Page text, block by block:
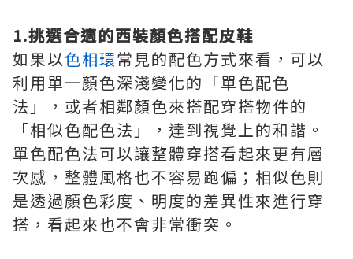
1.挑選合適的西裝顏色搭配皮鞋
如果以色相環常見的配色方式來看，可以
利用單一顏色深淺變化的「單色配色
法」，或者相鄰顏色來搭配穿搭物件的
「相似色配色法」，達到視覺上的和諧。
單色配色法可以讓整體穿搭看起來更有層
次感，整體風格也不容易跑偏；相似色則
是透過顏色彩度、明度的差異性來進行穿
搭，看起來也不會非常衝突。